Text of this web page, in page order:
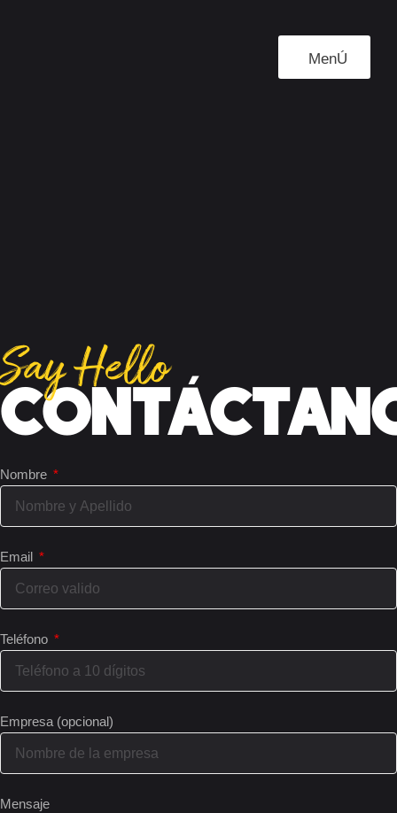
MenÚ
Say Hello
Nombre
Email
Teléfono
Empresa (opcional)
Mensaje